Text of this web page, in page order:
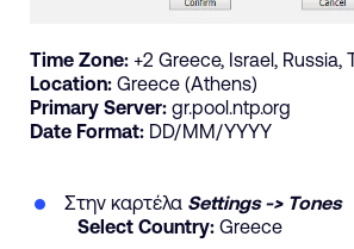
Time Zone: +2 Greece, Israel, Russia,
Location: Greece (Athens)
Primary Server: gr.pool.ntp.org
Date Format: DD/MM/YYYY
Στην καρτέλα Settings -> Tones
Select Country: Greece